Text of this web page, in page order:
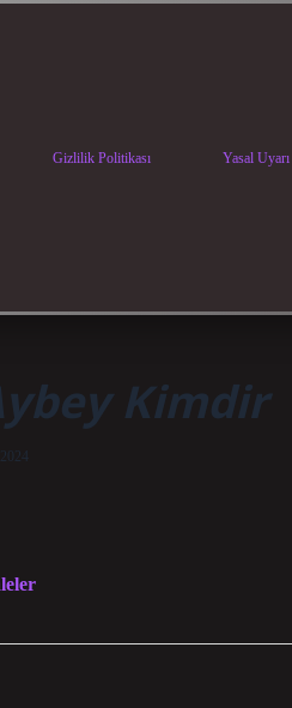
Gizlilik Politikası Yasal Uyarı
Kimdir